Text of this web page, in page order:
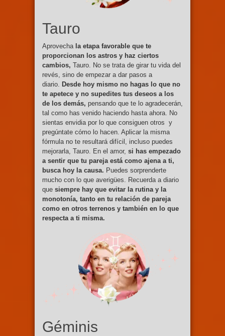
Tauro
Aprovecha la etapa favorable que te
proporcionan los astros y haz ciertos
cambios, Tauro. No se trata de girar tu vida del
revés, sino de empezar a dar pasos a
diario. Desde hoy mismo no hagas lo que no
te apetece y no supedites tus deseos a los
de los demás, pensando que te lo agradecerán,
tal como has venido haciendo hasta ahora. No
sientas envidia por lo que consiguen otros y
pregúntate cómo lo hacen. Aplicar la misma
fórmula no te resultará difícil, incluso puedes
mejorarla, Tauro. En el amor, si has empezado
a sentir que tu pareja está como ajena a ti,
busca hoy la causa. Puedes sorprenderte
mucho con lo que averigües. Recuerda a diario
que siempre hay que evitar la rutina y la
monotonía, tanto en tu relación de pareja
como en otros terrenos y también en lo que
respecta a ti misma.
Géminis